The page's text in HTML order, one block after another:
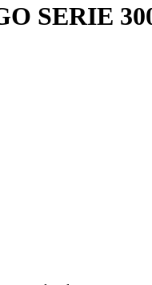
SERIE